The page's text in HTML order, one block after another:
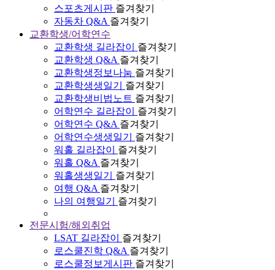
스포츠게시판 즐겨찾기
자동차 Q&A 즐겨찾기
교환학생/어학연수
교환학생 길라잡이
즐겨찾기
교환학생 Q&A 즐겨찾기
교환학생정보나눔 즐겨찾기
교환학생생일기
즐겨찾기
교환학생비법노트 즐겨찾기
어학연수 길라잡이
즐겨찾기
어학연수 Q&A 즐겨찾기
어학연수생생일기
즐겨찾기
워홀 길라잡이
즐겨찾기
워홀 Q&A 즐겨찾기
워홀생생일기
즐겨찾기
여행 Q&A 즐겨찾기
나의 여행일기
즐겨찾기
전문시험/해외취업
LSAT 길라잡이
즐겨찾기
로스쿨진학 Q&A 즐겨찾기
로스쿨정보게시판 즐겨찾기